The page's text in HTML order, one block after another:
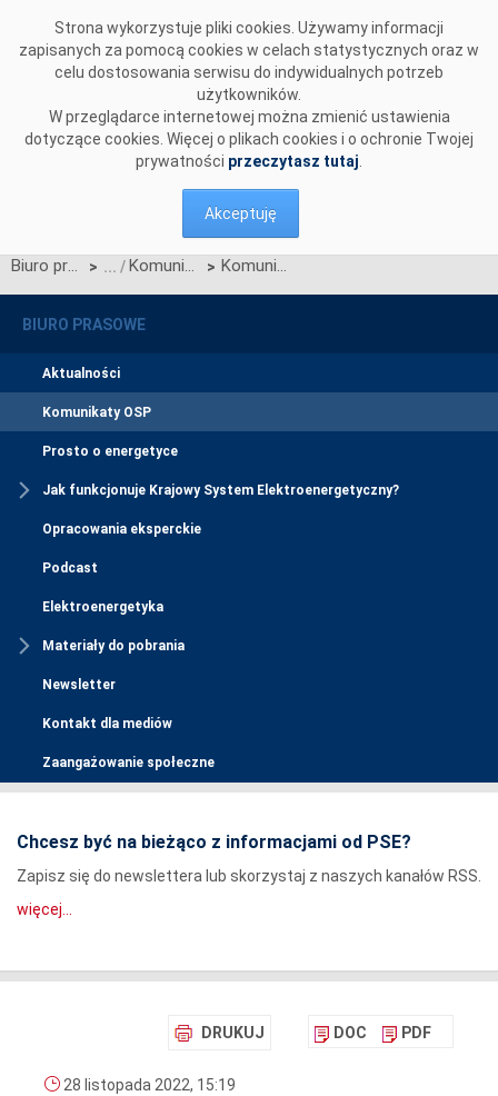
Strona wykorzystuje pliki cookies. Używamy informacji
zapisanych za pomocą cookies w celach statystycznych oraz w
celu dostosowania serwisu do indywidualnych potrzeb
użytkowników.
W przeglądarce internetowej można zmienić ustawienia
dotyczące cookies. Więcej o plikach cookies i o ochronie Twojej
prywatności przeczytasz tutaj
Akceptuję
Biuro prasowe > Komunikaty OSP > Komunikat OSP z dnia 28.11.2022 r. w sprawie zatwierdzenia przez Prezesa URE zmian (LIP 17) dotyczących WDB i IRiESP - Bilansowanie
BIURO PRASOWE
Aktualności
Komunikaty OSP
Prosto o energetyce
Jak funkcjonuje Krajowy System Elektroenergetyczny?
Opracowania eksperckie
Podcast
Elektroenergetyka
Materiały do pobrania
Newsletter
Kontakt dla mediów
Zaangażowanie społeczne
Chcesz być na bieżąco z informacjami od PSE?
Zapisz się do newslettera lub skorzystaj z naszych kanałów RSS.
więcej...
DRUKUJ DOC PDF
28 listopada 2022, 15:19